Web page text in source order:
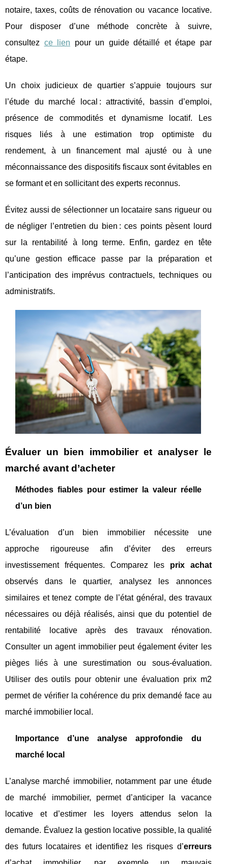
notaire, taxes, coûts de rénovation ou vacance locative.
Pour disposer d’une méthode concrète à suivre,
consultez ce lien pour un guide détaillé et étape par
étape.
Un choix judicieux de quartier s’appuie toujours sur
l’étude du marché local : attractivité, bassin d’emploi,
présence de commodités et dynamisme locatif. Les
risques liés à une estimation trop optimiste du
rendement, à un financement mal ajusté ou à une
méconnaissance des dispositifs fiscaux sont évitables en
se formant et en sollicitant des experts reconnus.
Évitez aussi de sélectionner un locataire sans rigueur ou
de négliger l’entretien du bien : ces points pèsent lourd
sur la rentabilité à long terme. Enfin, gardez en tête
qu’une gestion efficace passe par la préparation et
l’anticipation des imprévus contractuels, techniques ou
administratifs.
Évaluer un bien immobilier et analyser le
marché avant d’acheter
Méthodes fiables pour estimer la valeur réelle
d’un bien
L’évaluation d’un bien immobilier nécessite une
approche rigoureuse afin d’éviter des erreurs
investissement fréquentes. Comparez les prix achat
observés dans le quartier, analysez les annonces
similaires et tenez compte de l’état général, des travaux
nécessaires ou déjà réalisés, ainsi que du potentiel de
rentabilité locative après des travaux rénovation.
Consulter un agent immobilier peut également éviter les
pièges liés à une surestimation ou sous-évaluation.
Utiliser des outils pour obtenir une évaluation prix m2
permet de vérifier la cohérence du prix demandé face au
marché immobilier local.
Importance d’une analyse approfondie du
marché local
L’analyse marché immobilier, notamment par une étude
de marché immobilier, permet d’anticiper la vacance
locative et d’estimer les loyers attendus selon la
demande. Évaluez la gestion locative possible, la qualité
des futurs locataires et identifiez les risques d’erreurs